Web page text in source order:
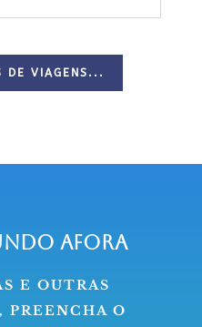
DE VIAGENS...
Afora
E OUTRAS
PREENCHA O